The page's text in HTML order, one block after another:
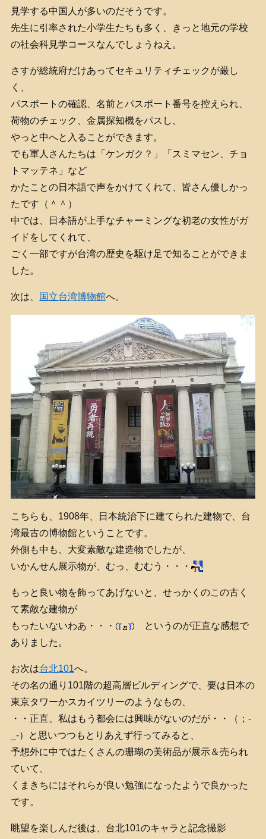
見学する中国人が多いのだそうです。
先生に引率された小学生たちも多く、きっと地元の学校
の社会科見学コースなんでしょうねえ。
さすが総統府だけあってセキュリティチェックが厳し
く、
パスポートの確認、名前とパスポート番号を控えられ、
荷物のチェック、金属探知機をパスし、
やっと中へと入ることができます。
でも軍人さんたちは「ケンガク？」「スミマセン、チョ
トマッテネ」など
かたことの日本語で声をかけてくれて、皆さん優しかっ
たです（＾＾）
中では、日本語が上手なチャーミングな初老の女性がガ
イドをしてくれて、
ごく一部ですが台湾の歴史を駆け足で知ることができま
した。
次は、 国立台湾博物館へ。
こちらも、1908年、日本統治下に建てられた建物で、台
湾最古の博物館ということです。
外側も中も、大変素敵な建造物でしたが、
いかんせん展示物が、むっ、むむう・・・
もっと良い物を飾ってあげないと、せっかくのこの古く
て素敵な建物が
もったいないわあ・・・
というのが正直な感想で
ありました。
お次は台北101へ。
その名の通り101階の超高層ビルディングで、要は日本の
東京タワーかスカイツリーのようなもの、
・・正直、私はもう都会には興味がないのだが・・（；-
_-）と思いつつもとりあえず行ってみると、
予想外に中ではたくさんの珊瑚の美術品が展示＆売られ
ていて、
くまきちにはそれらが良い勉強になったようで良かった
です。
眺望を楽しんだ後は、台北101のキャラと記念撮影